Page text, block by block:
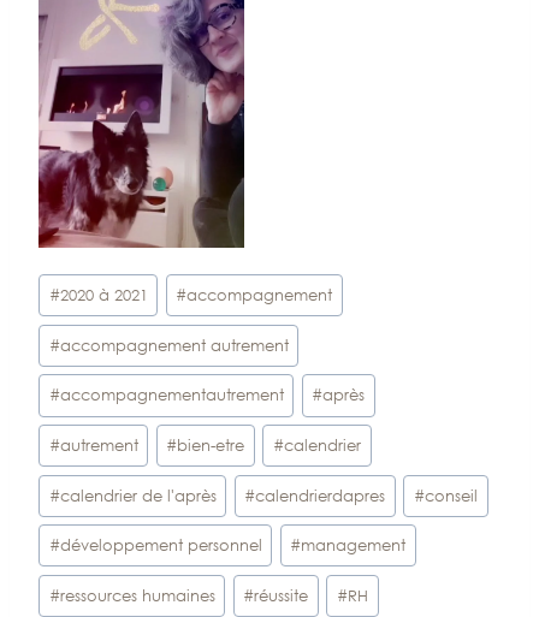
Étiquettes
de
la
publication :
#2020 à 2021 #accompagnement
#accompagnement autrement
#accompagnementautrement #après
#autrement #bien-etre #calendrier
#calendrier de l'après #calendrierdapres #conseil
#développement personnel #management
#ressources humaines #réussite #RH